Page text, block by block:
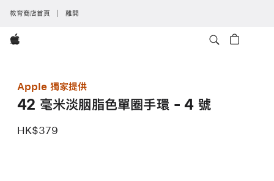
教育商店首頁 離開
Apple
Apple 獨家提供
42 毫米淡胭脂色單圈手環 - 4 號
HK$379